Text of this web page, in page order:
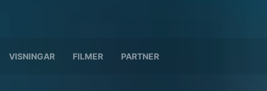
VISNINGAR FILMER PARTNER